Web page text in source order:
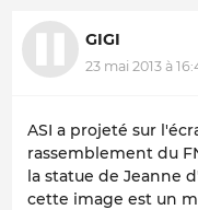
GIGI
23 mai 2013 à
ASI a projeté sur
rassemblement du
la statue de Jeanne
cette image est un